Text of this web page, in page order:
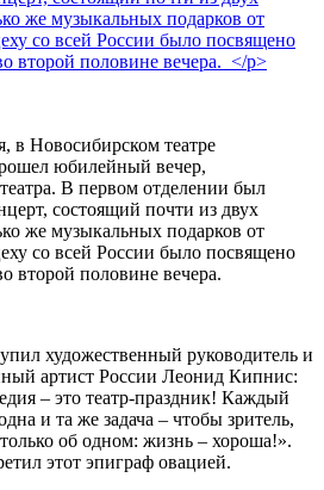
в Новосибирском театре
юбилейный вечер,
В первом отделении был
состоящий почти из двух
же музыкальных подарков от
со всей России было посвящено
второй половине вечера.
художественный руководитель и
артист России Леонид Кипнис:
– это театр-праздник! Каждый
и та же задача – чтобы зритель,
об одном: жизнь – хороша!».
этот эпиграф овацией.